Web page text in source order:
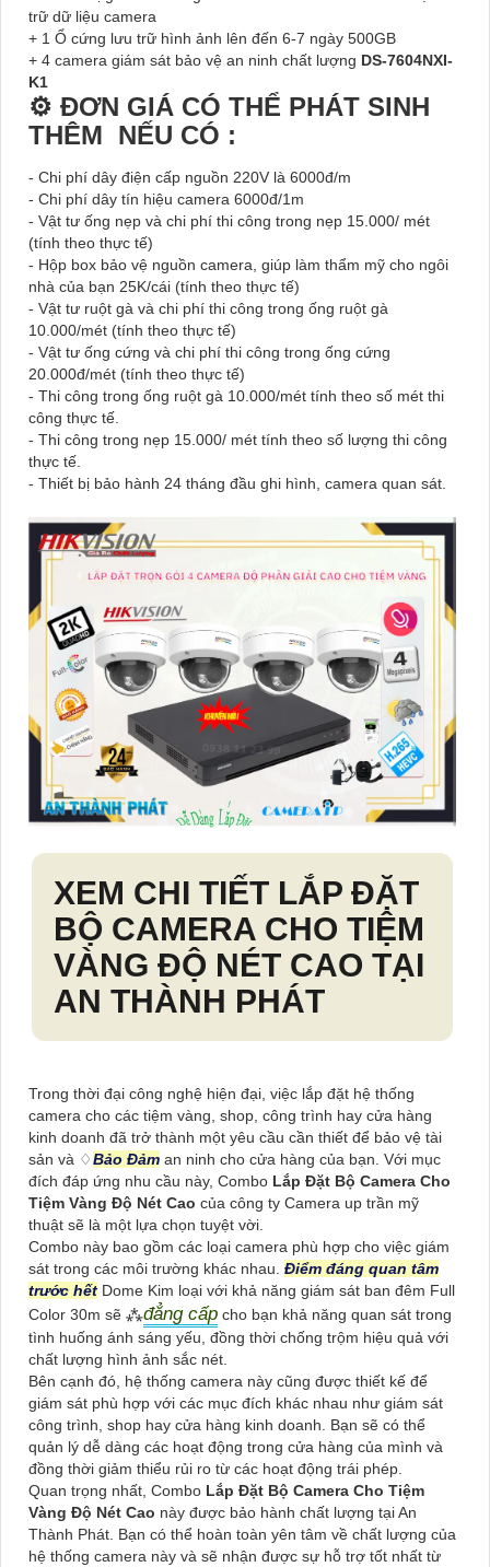
trữ dữ liệu camera
+ 1 Ổ cứng lưu trữ hình ảnh lên đến 6-7 ngày 500GB
+ 4 camera giám sát bảo vệ an ninh chất lượng DS-7604NXI-
K1
⚙ ĐƠN GIÁ CÓ THỂ PHÁT SINH
THÊM NẾU CÓ :
- Chi phí dây điện cấp nguồn 220V là 6000đ/m
- Chi phí dây tín hiệu camera 6000đ/1m
- Vật tư ống nẹp và chi phí thi công trong nẹp 15.000/ mét
(tính theo thực tế)
- Hộp box bảo vệ nguồn camera, giúp làm thẩm mỹ cho ngôi
nhà của bạn 25K/cái (tính theo thực tế)
- Vật tư ruột gà và chi phí thi công trong ống ruột gà
10.000/mét (tính theo thực tế)
- Vật tư ống cứng và chi phí thi công trong ống cứng
20.000đ/mét (tính theo thực tế)
- Thi công trong ống ruột gà 10.000/mét tính theo số mét thi
công thực tế.
- Thi công trong nẹp 15.000/ mét tính theo số lượng thi công
thực tế.
- Thiết bị bảo hành 24 tháng đầu ghi hình, camera quan sát.
XEM CHI TIẾT LẮP ĐẶT
BỘ CAMERA CHO TIỆM
VÀNG ĐỘ NÉT CAO TẠI
AN THÀNH PHÁT
Trong thời đại công nghệ hiện đại, việc lắp đặt hệ thống
camera cho các tiệm vàng, shop, công trình hay cửa hàng
kinh doanh đã trở thành một yêu cầu cần thiết để bảo vệ tài
sản và ♢Bảo Đảm an ninh cho cửa hàng của bạn. Với mục
đích đáp ứng nhu cầu này, Combo Lắp Đặt Bộ Camera Cho
Tiệm Vàng Độ Nét Cao của công ty Camera up trần mỹ
thuật sẽ là một lựa chọn tuyệt vời.
Combo này bao gồm các loại camera phù hợp cho việc giám
sát trong các môi trường khác nhau. Điểm đáng quan tâm
trước hết Dome Kim loại với khả năng giám sát ban đêm Full
Color 30m sẽ ⁂đẳng cấp cho bạn khả năng quan sát trong
tình huống ánh sáng yếu, đồng thời chống trộm hiệu quả với
chất lượng hình ảnh sắc nét.
Bên cạnh đó, hệ thống camera này cũng được thiết kế để
giám sát phù hợp với các mục đích khác nhau như giám sát
công trình, shop hay cửa hàng kinh doanh. Bạn sẽ có thể
quản lý dễ dàng các hoạt động trong cửa hàng của mình và
đồng thời giảm thiểu rủi ro từ các hoạt động trái phép.
Quan trọng nhất, Combo Lắp Đặt Bộ Camera Cho Tiệm
Vàng Độ Nét Cao này được bảo hành chất lượng tại An
Thành Phát. Bạn có thể hoàn toàn yên tâm về chất lượng của
hệ thống camera này và sẽ nhận được sự hỗ trợ tốt nhất từ